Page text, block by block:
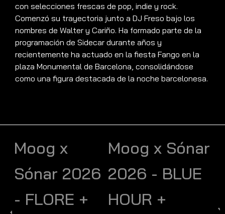
con selecciones frescas de pop, indie y rock.
Comenzó su trayectoria junto a DJ Freso bajo los
nombres de Walter y Cariño. Ha formado parte de la
programación de Sidecar durante años y
recientemente ha actuado en la fiesta Fango en la
plaza Monumental de Barcelona, consolidándose
como una figura destacada de la noche barcelonesa.
Moog x
Sónar 2026
- FLORE +
Moog x Sónar
2026 - BLUE
HOUR +